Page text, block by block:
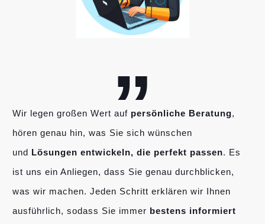
„
Wir legen großen Wert auf persönliche Beratung,
hören genau hin, was Sie sich wünschen
und Lösungen entwickeln, die perfekt passen. Es
ist uns ein Anliegen, dass Sie genau durchblicken,
was wir machen. Jeden Schritt erklären wir Ihnen
ausführlich, sodass Sie immer bestens informiert